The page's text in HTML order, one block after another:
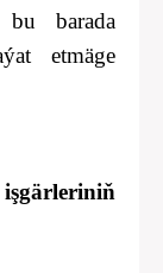
bu barada
etmäge